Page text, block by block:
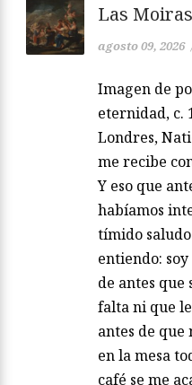
Las
agosto 09, 2026
Imagen de
eternidad, c.
Londres,
me recibe
Y eso que
habíamos
tímido
entiendo:
de antes que
falta ni que
antes de que
en la mesa
café se me